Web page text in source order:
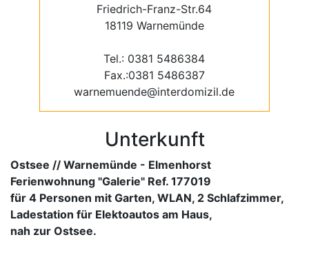
Friedrich-Franz-Str.64
18119 Warnemünde
Tel.: 0381 5486384
Fax.:0381 5486387
warnemuende@interdomizil.de
Unterkunft
Ostsee // Warnemünde - Elmenhorst
Ferienwohnung "Galerie" Ref. 177019
für 4 Personen mit Garten, WLAN, 2 Schlafzimmer,
Ladestation für Elektoautos am Haus,
nah zur Ostsee.